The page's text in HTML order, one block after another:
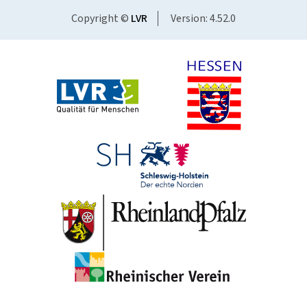
Copyright © LVR Version: 4.52.0